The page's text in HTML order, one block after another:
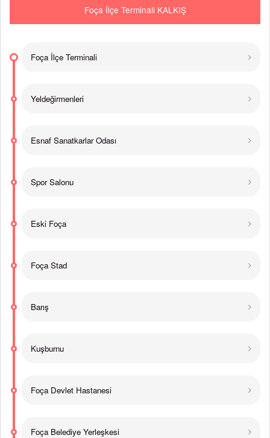
Foça İlçe Terminali KALKIŞ
Foça İlçe Terminali
Yeldeğirmenleri
Esnaf Sanatkarlar Odası
Spor Salonu
Eski Foça
Foça Stad
Barış
Kuşburnu
Foça Devlet Hastanesi
Foça Belediye Yerleşkesi